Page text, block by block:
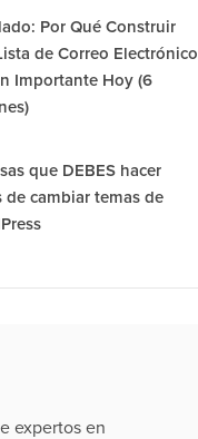
Por Qué Construir
de Correo Electrónico
Importante Hoy (6
que DEBES hacer
de cambiar temas de
expertos en